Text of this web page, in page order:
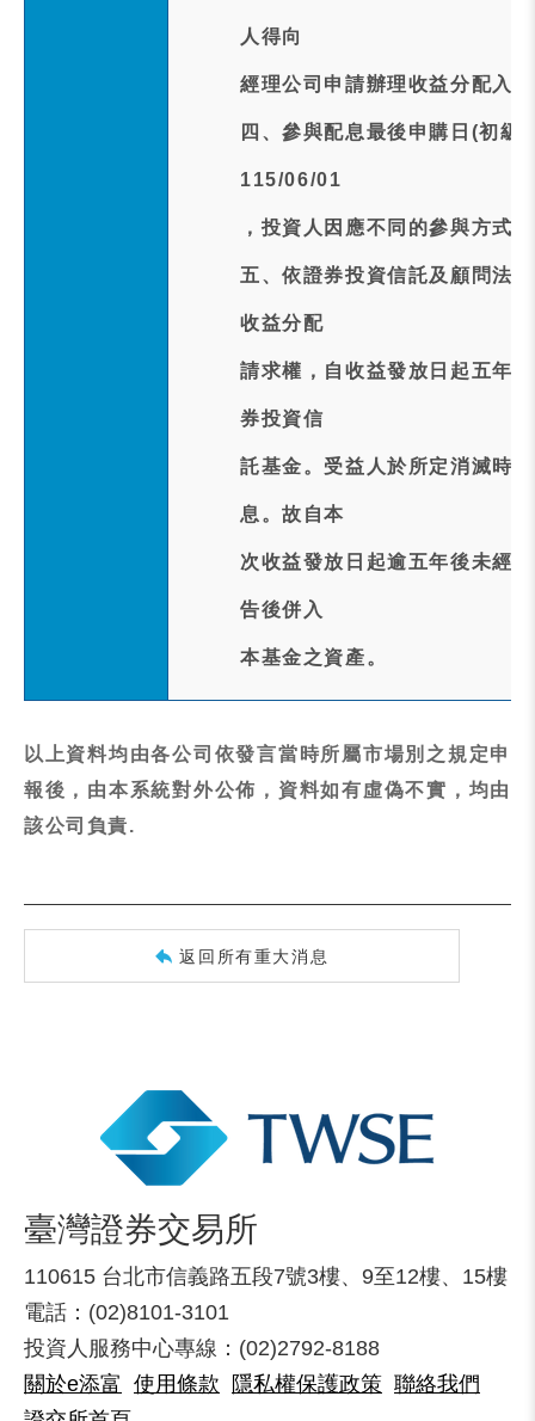
人得向
經理公司申請辦理收益分配入
四、參與配息最後申購日(初
115/06/01
，投資人因應不同的參與方式
五、依證券投資信託及顧問法
收益分配
請求權，自收益發放日起五年
券投資信
託基金。受益人於所定消滅時
息。故自本
次收益發放日起逾五年後未經
告後併入
本基金之資產。
以上資料均由各公司依發言當時所屬市場別之規定申
報後，由本系統對外公佈，資料如有虛偽不實，均由
該公司負責.
返回所有重大消息
臺灣證券交易所
110615 台北市信義路五段7號3樓、9至12樓、15樓
電話：(02)8101-3101
投資人服務中心專線：(02)2792-8188
關於e添富 使用條款 隱私權保護政策 聯絡我們